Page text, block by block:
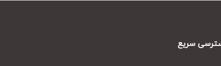
سریع